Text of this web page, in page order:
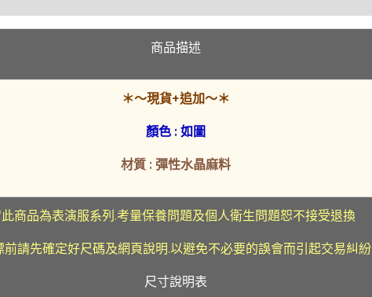
商品描述
＊～現貨+追加～＊
顏色 : 如圖
材質 : 彈性水晶麻料
商品為表演服系列.考量保養問題及個人衛生問題恕不接受退換
前請先確定好尺碼及網頁說明.以避免不必要的誤會而引起交易糾紛
尺寸說明表